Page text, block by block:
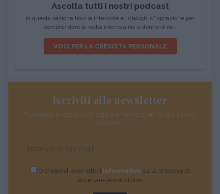
Ascolta tutti i nostri podcast
In questa sezione trovi le interviste e i dialoghi d'ispirazione per
comprendere la realtà intorno a noi e dentro di noi.
VOCI PER LA CRESCITA PERSONALE
Iscriviti alla newsletter
Riceverai preziosi consigli e informazioni sugli ultimi
contenuti
Dichiaro di aver letto l’informativa sulla privacye di
accettare le condizioni